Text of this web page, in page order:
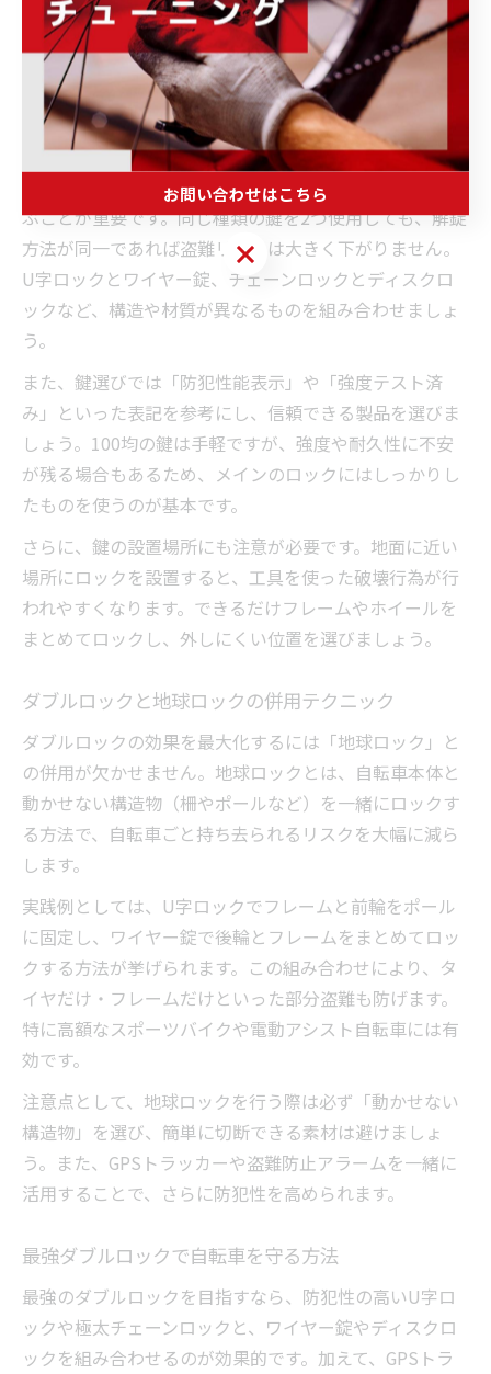
また、GPS搭載の盗難防止グッズやアラーム機能付き鍵
を組み合わせることで、万が一の盗難時も追跡や通知が
可能となり、さらなる安心感を得られます。
自転車の鍵を組み合わせる際の注意点
ダブルロックを実践する際には、異なるタイプの鍵を選
ぶことが重要です。同じ種類の鍵を2つ使用しても、解錠
方法が同一であれば盗難リスクは大きく下がりません。
U字ロックとワイヤー錠、チェーンロックとディスクロ
ックなど、構造や材質が異なるものを組み合わせましょ
う。
また、鍵選びでは「防犯性能表示」や「強度テスト済
み」といった表記を参考にし、信頼できる製品を選びま
しょう。100均の鍵は手軽ですが、強度や耐久性に不安
が残る場合もあるため、メインのロックにはしっかりし
たものを使うのが基本です。
さらに、鍵の設置場所にも注意が必要です。地面に近い
場所にロックを設置すると、工具を使った破壊行為が行
われやすくなります。できるだけフレームやホイールを
まとめてロックし、外しにくい位置を選びましょう。
ダブルロックと地球ロックの併用テクニック
ダブルロックの効果を最大化するには「地球ロック」と
の併用が欠かせません。地球ロックとは、自転車本体と
動かせない構造物（柵やポールなど）を一緒にロックす
る方法で、自転車ごと持ち去られるリスクを大幅に減ら
します。
実践例としては、U字ロックでフレームと前輪をポール
に固定し、ワイヤー錠で後輪とフレームをまとめてロッ
クする方法が挙げられます。この組み合わせにより、タ
イヤだけ・フレームだけといった部分盗難も防げます。
特に高額なスポーツバイクや電動アシスト自転車には有
効です。
注意点として、地球ロックを行う際は必ず「動かせない
構造物」を選び、簡単に切断できる素材は避けましょ
う。また、GPSトラッカーや盗難防止アラームを一緒に
活用することで、さらに防犯性を高められます。
最強ダブルロックで自転車を守る方法
最強のダブルロックを目指すなら、防犯性の高いU字ロ
ックや極太チェーンロックと、ワイヤー錠やディスクロ
ックを組み合わせるのが効果的です。加えて、GPSトラ
お問い合わせはこちら
お問い合わせはこちら